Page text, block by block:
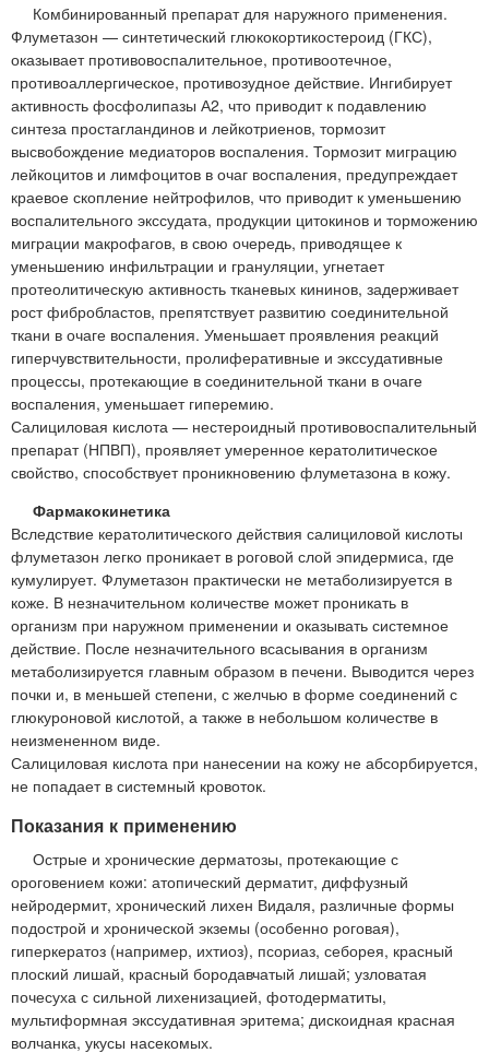
Комбинированный препарат для наружного применения.
Флуметазон — синтетический глюкокортикостероид (ГКС),
оказывает противовоспалительное, противоотечное,
противоаллергическое, противозудное действие. Ингибирует
активность фосфолипазы А2, что приводит к подавлению
синтеза простагландинов и лейкотриенов, тормозит
высвобождение медиаторов воспаления. Тормозит миграцию
лейкоцитов и лимфоцитов в очаг воспаления, предупреждает
краевое скопление нейтрофилов, что приводит к уменьшению
воспалительного экссудата, продукции цитокинов и торможению
миграции макрофагов, в свою очередь, приводящее к
уменьшению инфильтрации и грануляции, угнетает
протеолитическую активность тканевых кининов, задерживает
рост фибробластов, препятствует развитию соединительной
ткани в очаге воспаления. Уменьшает проявления реакций
гиперчувствительности, пролиферативные и экссудативные
процессы, протекающие в соединительной ткани в очаге
воспаления, уменьшает гиперемию.
Салициловая кислота — нестероидный противовоспалительный
препарат (НПВП), проявляет умеренное кератолитическое
свойство, способствует проникновению флуметазона в кожу.
Фармакокинетика
Вследствие кератолитического действия салициловой кислоты
флуметазон легко проникает в роговой слой эпидермиса, где
кумулирует. Флуметазон практически не метаболизируется в
коже. В незначительном количестве может проникать в
организм при наружном применении и оказывать системное
действие. После незначительного всасывания в организм
метаболизируется главным образом в печени. Выводится через
почки и, в меньшей степени, с желчью в форме соединений с
глюкуроновой кислотой, а также в небольшом количестве в
неизмененном виде.
Салициловая кислота при нанесении на кожу не абсорбируется,
не попадает в системный кровоток.
Показания к применению
Острые и хронические дерматозы, протекающие с
ороговением кожи: атопический дерматит, диффузный
нейродермит, хронический лихен Видаля, различные формы
подострой и хронической экземы (особенно роговая),
гиперкератоз (например, ихтиоз), псориаз, себорея, красный
плоский лишай, красный бородавчатый лишай; узловатая
почесуха с сильной лихенизацией, фотодерматиты,
мультиформная экссудативная эритема; дискоидная красная
волчанка, укусы насекомых.